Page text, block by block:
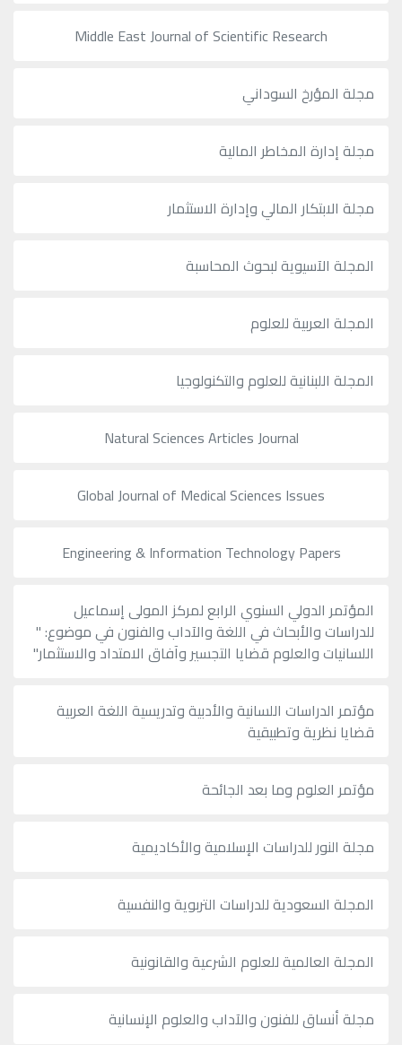
Middle East Journal of Scientific Research
مجلة المؤرخ السوداني
مجلة إدارة المخاطر المالية
مجلة الابتكار المالي وإدارة الاستثمار
المجلة الآسيوية لبحوث المحاسبة
المجلة العربية للعلوم
المجلة اللبنانية للعلوم والتكنولوجيا
Natural Sciences Articles Journal
Global Journal of Medical Sciences Issues
Engineering & Information Technology Papers
المؤتمر الدولي السنوي الرابع لمركز المولى إسماعيل
للدراسات والأبحاث في اللغة والآداب والفنون في موضوع: "
اللسانيات والعلوم قضايا التجسير وآفاق الامتداد والاستثمار"
مؤتمر الدراسات اللسانية والأدبية وتدريسية اللغة العربية
قضايا نظرية وتطبيقية
مؤتمر العلوم وما بعد الجائحة
مجلة النور للدراسات الإسلامية والأكاديمية
المجلة السعودية للدراسات التربوية والنفسية
المجلة العالمية للعلوم الشرعية والقانونية
مجلة أنساق للفنون والآداب والعلوم الإنسانية